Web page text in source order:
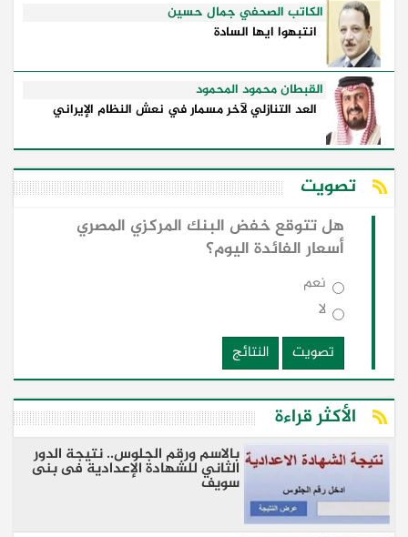
الكاتب الصحفي جمال حسين
انتبهوا ايها السادة
القبطان محمود المحمود
العد التنازلي لآخر مسمار في نعش النظام الإيراني
تصويت
هل تتوقع خفض البنك المركزي المصري
أسعار الفائدة اليوم؟
نعم
لا
تصويت
النتائج
الأكثر قراءة
بالاسم ورقم الجلوس.. نتيجة الدور
الثاني للشهادة الإعدادية فى بنى
سويف